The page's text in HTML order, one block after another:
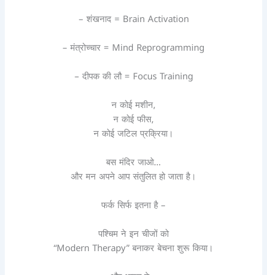
– शंखनाद = Brain Activation
– मंत्रोच्चार = Mind Reprogramming
– दीपक की लौ = Focus Training
न कोई मशीन,
न कोई फीस,
न कोई जटिल प्रक्रिया।
बस मंदिर जाओ…
और मन अपने आप संतुलित हो जाता है।
फर्क सिर्फ इतना है –
पश्चिम ने इन चीजों को
“Modern Therapy” बनाकर बेचना शुरू किया।